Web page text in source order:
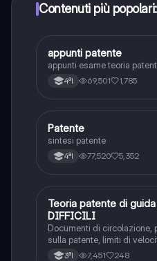
Contenuti più
AAltro
appunti patente
appunti esame teoria
4ªl 69,501 1,785
PAltro
Patente
sintesi patente
4ªl 77,520 5,352
Altro
Teoria patente di
DIFFICILI
Documenti di circolazione,
sulla patente, limiti di
punti della patente,
3ªl 7,451 248